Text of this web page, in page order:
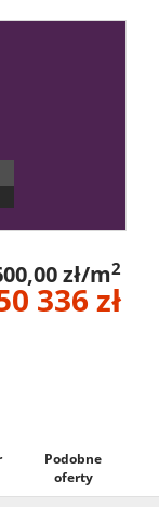
zł/m2
336 zł
Podobne
oferty